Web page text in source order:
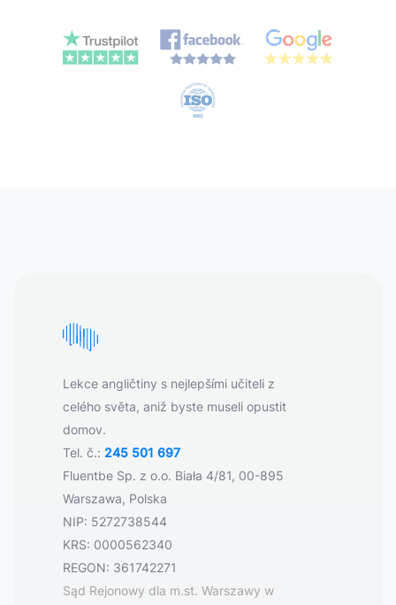
Lekce angličtiny s nejlepšími učiteli z
celého světa, aniž byste museli opustit
domov.
Tel. č.: 245 501 697
Fluentbe Sp. z o.o. Biała 4/81, 00-895
Warszawa, Polska
NIP: 5272738544
KRS: 0000562340
REGON: 361742271
Sąd Rejonowy dla m.st. Warszawy w